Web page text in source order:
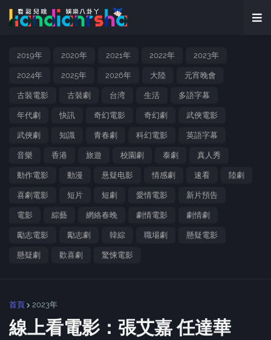
2019年 2020年 2021年 2022年 2023年
2024年 2025年 2026年 大陸 元宵晚會
古裝電影 古裝劇 台湾 生活 多語字幕
年代劇 快訊 奇幻電影 奇幻劇 武俠電影
武俠劇 知識 青春劇 科幻電影 英語字幕
音樂 香港 旅遊 校園劇 泰劇 真人秀
動作電影 動漫 悬疑电影 情感劇 速看 陸劇
喜劇電影 短片 短劇 愛情電影 新片預告
電影 綜藝 網絡春晚 劇情電影 劇情劇
勵志電影 勵志劇 韓綜 職場劇 懸疑電影
懸疑劇 歡喜劇 驚悚電影
首頁 2023年
線上看電影：張艾嘉 任達華